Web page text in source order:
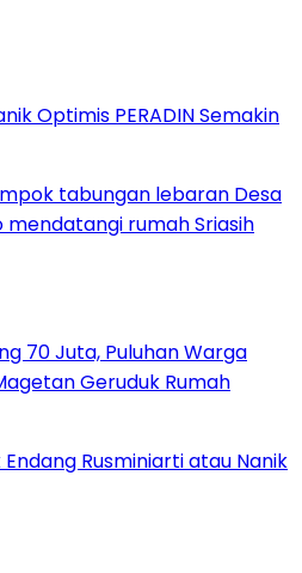
Optimis PERADIN Semakin
70 Juta, Puluhan Warga
Geruduk Rumah